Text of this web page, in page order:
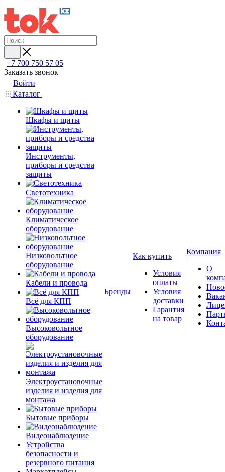
+7 700 750 57 05
Заказать звонок
Войти
Каталог
Шкафы и щиты
Инструменты,
приборы и средства
защиты
Светотехника
Климатическое
оборудование
Низковольтное
оборудование
Кабели и провода
Всё для КПП
Высоковольтное
оборудование
Электроустановочные
изделия и изделия для
монтажа
Бытовые приборы
Видеонаблюдение
Устройства
безопасности и
резервного питания
Бренды
Как купить
Условия
оплаты
Условия
доставки
Гарантия
на товар
Компания
О